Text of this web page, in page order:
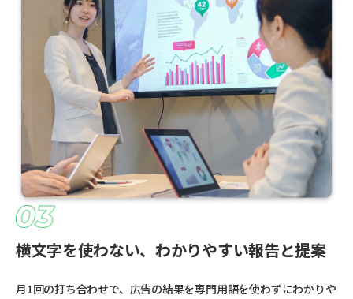
横文字を使わない、わかりやすい報告と提案
月1回の打ち合わせで、広告の結果を専門用語を使わずにわかりや